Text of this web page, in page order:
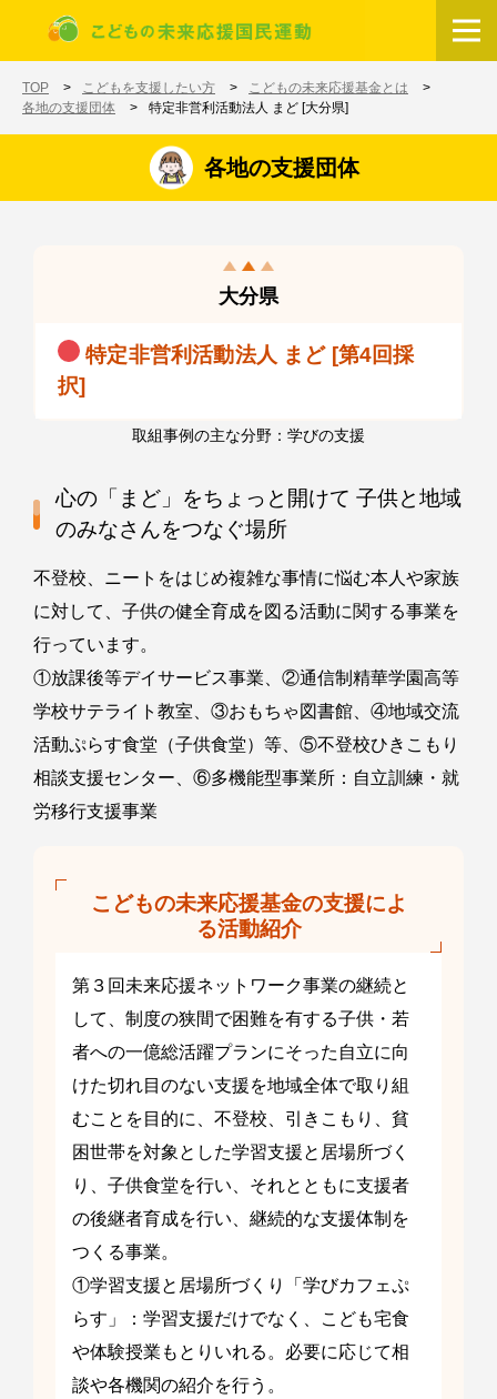
メインコンテンツに移動
TOP こどもを支援したい方
こどもの未来応援基金とは
各地の支援団体
特定非営利活動法人 まど [大分県]
各地の支援団体
大分県
特定非営利活動法人 まど [第4回採
択]
取組事例の主な分野：学びの支援
心の「まど」をちょっと開けて 子供と地域
のみなさんをつなぐ場所
不登校、ニートをはじめ複雑な事情に悩む本人や家族
に対して、子供の健全育成を図る活動に関する事業を
行っています。
①放課後等デイサービス事業、②通信制精華学園高等
学校サテライト教室、③おもちゃ図書館、④地域交流
活動ぷらす食堂（子供食堂）等、⑤不登校ひきこもり
相談支援センター、⑥多機能型事業所：自立訓練・就
労移行支援事業
こどもの未来応援基金の支援によ
る活動紹介
第３回未来応援ネットワーク事業の継続と
して、制度の狭間で困難を有する子供・若
者への一億総活躍プランにそった自立に向
けた切れ目のない支援を地域全体で取り組
むことを目的に、不登校、引きこもり、貧
困世帯を対象とした学習支援と居場所づく
り、子供食堂を行い、それとともに支援者
の後継者育成を行い、継続的な支援体制を
つくる事業。
①学習支援と居場所づくり「学びカフェぷ
らす」：学習支援だけでなく、こども宅食
や体験授業もとりいれる。必要に応じて相
談や各機関の紹介を行う。